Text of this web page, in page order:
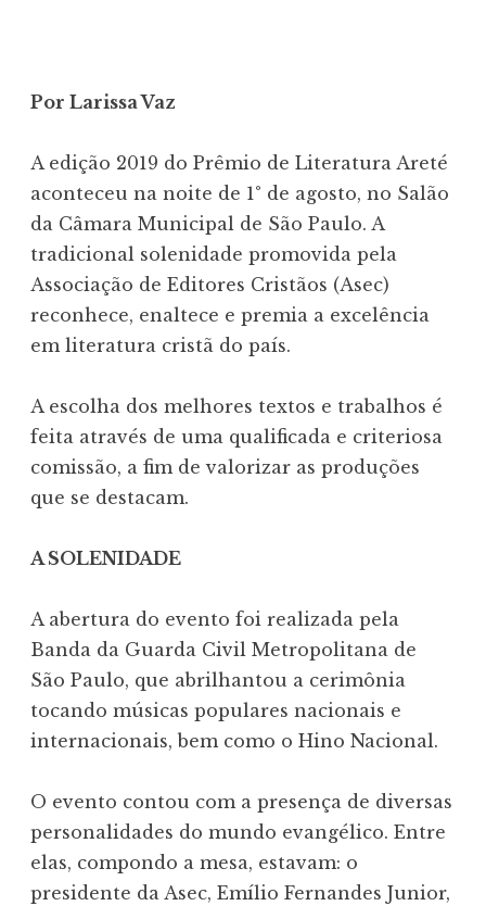
Por Larissa Vaz
A edição 2019 do Prêmio de Literatura Areté
aconteceu na noite de 1° de agosto, no Salão
da Câmara Municipal de São Paulo. A
tradicional solenidade promovida pela
Associação de Editores Cristãos (Asec)
reconhece, enaltece e premia a excelência
em literatura cristã do país.
A escolha dos melhores textos e trabalhos é
feita através de uma qualificada e criteriosa
comissão, a fim de valorizar as produções
que se destacam.
A SOLENIDADE
A abertura do evento foi realizada pela
Banda da Guarda Civil Metropolitana de
São Paulo, que abrilhantou a cerimônia
tocando músicas populares nacionais e
internacionais, bem como o Hino Nacional.
O evento contou com a presença de diversas
personalidades do mundo evangélico. Entre
elas, compondo a mesa, estavam: o
presidente da Asec, Emílio Fernandes Junior,